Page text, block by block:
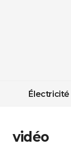
Électricité
vidéo